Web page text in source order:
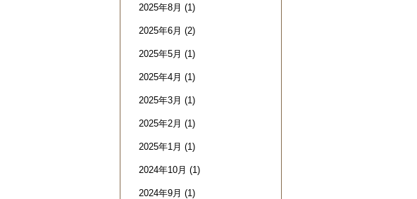
2025年8月 (1)
2025年6月 (2)
2025年5月 (1)
2025年4月 (1)
2025年3月 (1)
2025年2月 (1)
2025年1月 (1)
2024年10月 (1)
2024年9月 (1)